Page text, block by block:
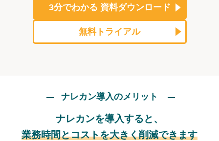
3分でわかる 資料ダウンロード
無料トライアル
ナレカン導入のメリット
ナレカンを導入すると、
業務時間とコストを大きく削減できます